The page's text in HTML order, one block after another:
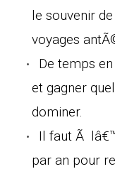
le souvenir
voyages
De temps
et gagner
dominer.
Il faut Ã
par an pour